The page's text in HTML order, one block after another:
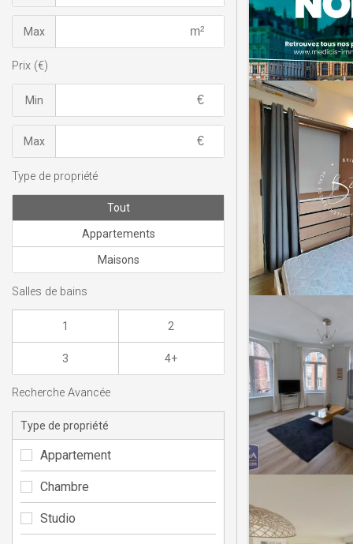
Max
Prix (€)
Min
Max
Type de propriété
Tout
Appartements
Maisons
Salles de bains
1 2
3 4+
Recherche Avancée
Type de propriété
Appartement
Chambre
Studio